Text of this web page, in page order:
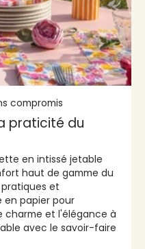
compromis
praticité du
en intissé jetable
haut de gamme du
et
en papier pour
charme et l'élégance à
avec le savoir-faire